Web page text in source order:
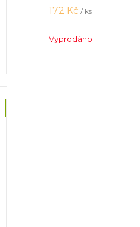
172 Kč / ks
Vyprodáno